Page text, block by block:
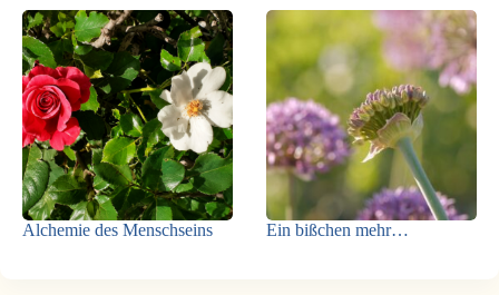
Alchemie des Menschseins Ein bißchen mehr…